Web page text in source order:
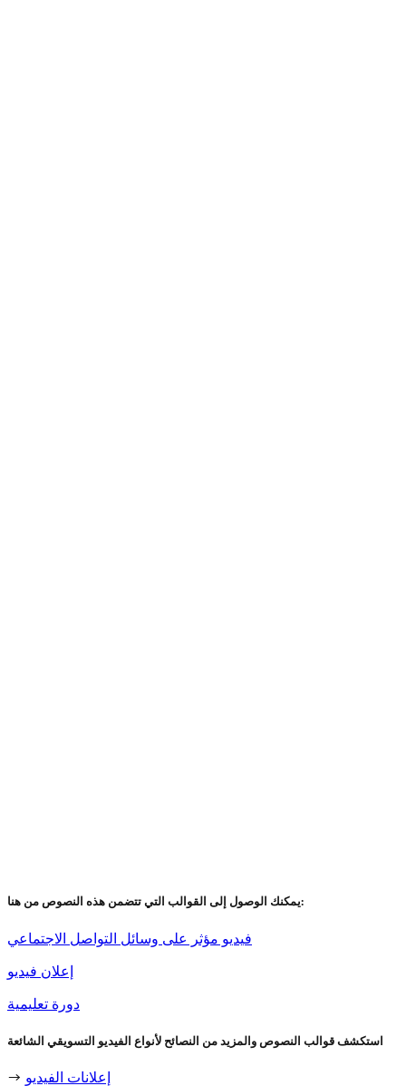
يمكنك الوصول إلى القوالب التي تتضمن هذه النصوص من هنا:
فيديو مؤثر على وسائل التواصل الاجتماعي
إعلان فيديو
دورة تعليمية
استكشف قوالب النصوص والمزيد من النصائح لأنواع الفيديو التسويقي الشائعة
→ إعلانات الفيديو